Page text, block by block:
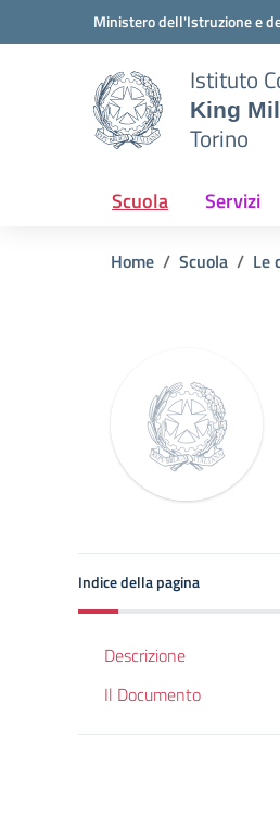
Vai ai contenuti
Vai al menu di navigazione
Ministero dell'Istruzione e
Istituto
King
Torino
Scuola Servizi
Home Scuola Le
Indice della pagina
Descrizione
Il Documento